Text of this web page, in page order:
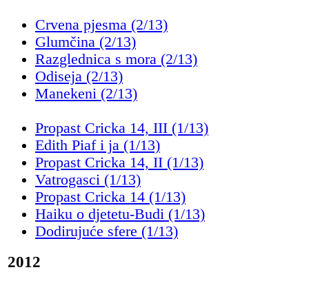
Crvena pjesma (2/13)
Glumčina (2/13)
Razglednica s mora (2/13)
Odiseja (2/13)
Manekeni (2/13)
Propast Cricka 14, III (1/13)
Edith Piaf i ja (1/13)
Propast Cricka 14, II (1/13)
Vatrogasci (1/13)
Propast Cricka 14 (1/13)
Haiku o djetetu-Budi (1/13)
Dodirujuće sfere (1/13)
2012